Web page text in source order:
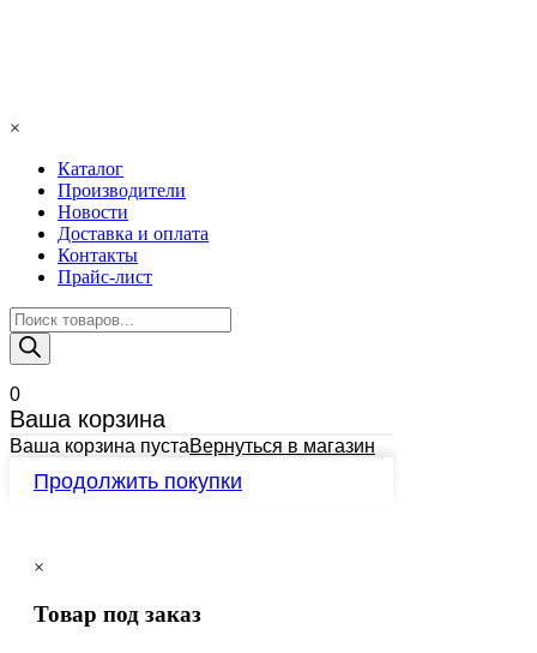
×
Каталог
Производители
Новости
Доставка и оплата
Контакты
Прайс-лист
Поиск
товаров
0
Ваша корзина
Ваша корзина пустаВернуться в магазин
Продолжить покупки
×
Товар под заказ